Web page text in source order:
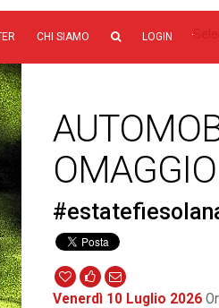
CHI SIAMO LOGIN
Venerdì 10 Luglio 2026